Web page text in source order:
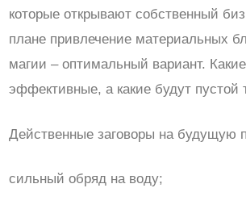
которые открывают собственный
плане привлечение материальных
магии – оптимальный вариант.
эффективные, а какие будут пустой
Действенные заговоры на будущую
сильный обряд на воду;